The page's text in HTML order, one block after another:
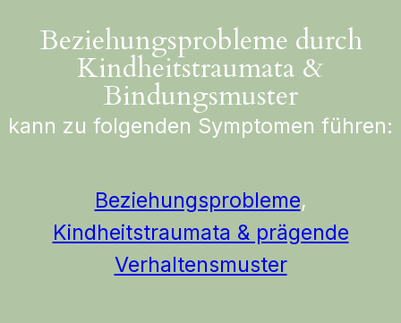
Beziehungsprobleme durch
Kindheitstraumata &
Bindungsmuster
kann zu folgenden Symptomen führen:
Beziehungsprobleme,
Kindheitstraumata & prägende
Verhaltensmuster